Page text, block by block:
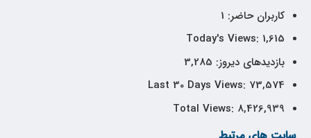
کاربران حاضر: 1
Today's Views: 1,615
بازدیدهای دیروز: 3,285
Last 30 Days Views: 73,574
Total Views: 8,426,939